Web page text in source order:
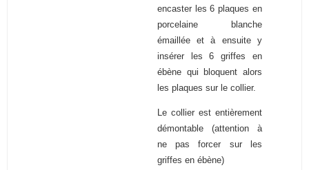
encaster les 6 plaques en
porcelaine blanche
émaillée et à ensuite y
insérer les 6 griffes en
ébène qui bloquent alors
les plaques sur le collier.
Le collier est entièrement
démontable (attention à
ne pas forcer sur les
griffes en ébène)